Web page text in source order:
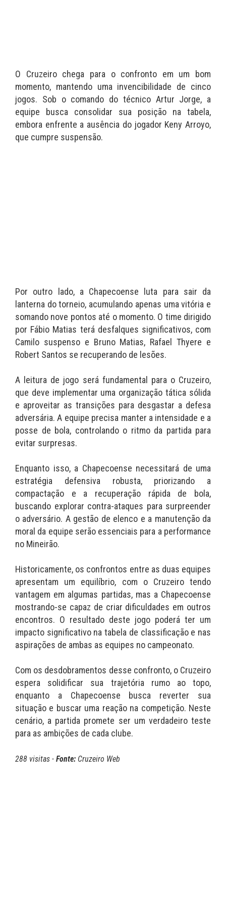
O Cruzeiro chega para o confronto em um bom
momento, mantendo uma invencibilidade de cinco
jogos. Sob o comando do técnico Artur Jorge, a
equipe busca consolidar sua posição na tabela,
embora enfrente a ausência do jogador Keny Arroyo,
que cumpre suspensão.
Por outro lado, a Chapecoense luta para sair da
lanterna do torneio, acumulando apenas uma vitória e
somando nove pontos até o momento. O time dirigido
por Fábio Matias terá desfalques significativos, com
Camilo suspenso e Bruno Matias, Rafael Thyere e
Robert Santos se recuperando de lesões.
A leitura de jogo será fundamental para o Cruzeiro,
que deve implementar uma organização tática sólida
e aproveitar as transições para desgastar a defesa
adversária. A equipe precisa manter a intensidade e a
posse de bola, controlando o ritmo da partida para
evitar surpresas.
Enquanto isso, a Chapecoense necessitará de uma
estratégia defensiva robusta, priorizando a
compactação e a recuperação rápida de bola,
buscando explorar contra-ataques para surpreender
o adversário. A gestão de elenco e a manutenção da
moral da equipe serão essenciais para a performance
no Mineirão.
Historicamente, os confrontos entre as duas equipes
apresentam um equilíbrio, com o Cruzeiro tendo
vantagem em algumas partidas, mas a Chapecoense
mostrando-se capaz de criar dificuldades em outros
encontros. O resultado deste jogo poderá ter um
impacto significativo na tabela de classificação e nas
aspirações de ambas as equipes no campeonato.
Com os desdobramentos desse confronto, o Cruzeiro
espera solidificar sua trajetória rumo ao topo,
enquanto a Chapecoense busca reverter sua
situação e buscar uma reação na competição. Neste
cenário, a partida promete ser um verdadeiro teste
para as ambições de cada clube.
288 visitas - Fonte: Cruzeiro Web